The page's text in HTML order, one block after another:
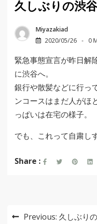
久しぶりの渋谷
Miyazakiad
2020/05/26
0
緊急事態宣言が昨日解
に渋谷へ。
銀行や散髪などに行っ
ンコースはまだ人がほ
っぱいは在宅の様子。
でも、これって自粛し
Share :
投 Previous: 久しぶり